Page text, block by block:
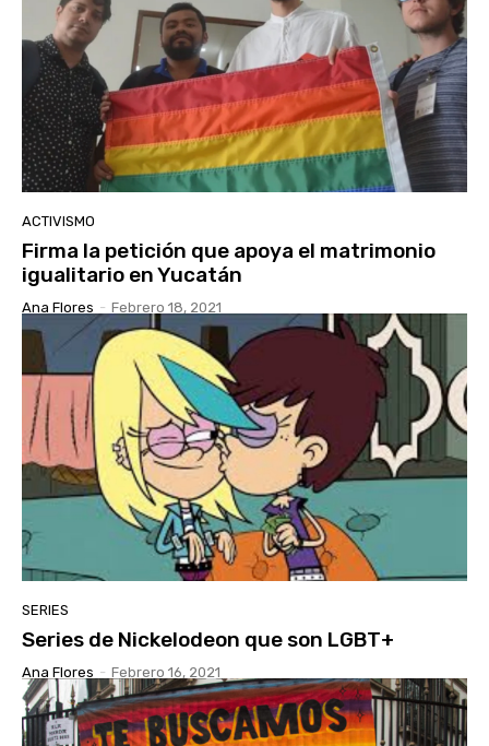
ACTIVISMO
Firma la petición que apoya el matrimonio
igualitario en Yucatán
Ana Flores - Febrero 18, 2021
SERIES
Series de Nickelodeon que son LGBT+
Ana Flores - Febrero 16, 2021